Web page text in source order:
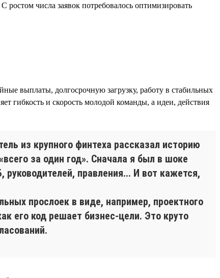
числа заявок потребовалось оптимизировать
выплаты, долгосрочную загрузку, работу в стабильных
гибкость и скорость молодой команды, а идеи, действия
из крупного финтеха рассказал историю
за один год». Сначала я был в шоке
правления... И вот кажется,
прослоек в виде, например, проектного
его код решает бизнес-цели. Это круто